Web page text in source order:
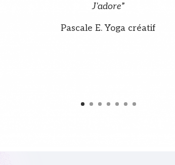
J'adore”
Pascale E. Yoga créatif